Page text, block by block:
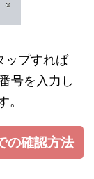
ップすれば
号を入力し
。
の確認方法